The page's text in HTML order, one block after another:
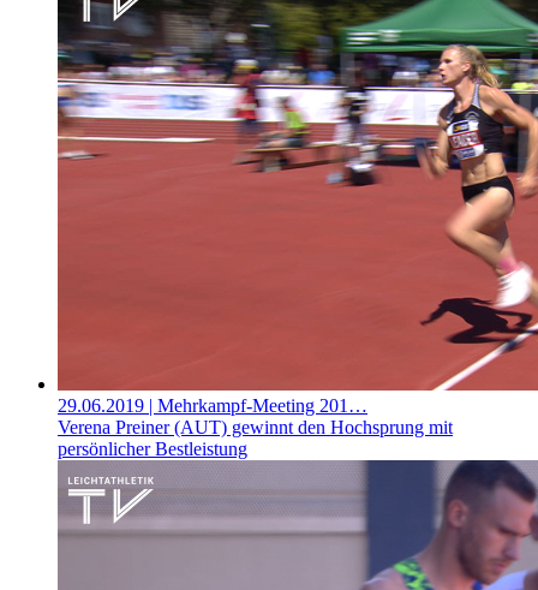
29.06.2019 | Mehrkampf-Meeting 201…
Verena Preiner (AUT) gewinnt den Hochsprung mit
persönlicher Bestleistung